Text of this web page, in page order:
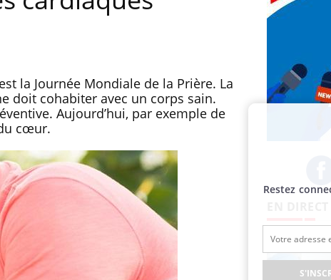
la Journée Mondiale de la Prière. La
doit cohabiter avec un corps sain.
Aujourd’hui, par exemple de
cœur.
!
Syndrome métabolique :
quels sont les meilleurs
exercices physiques ?
Restez